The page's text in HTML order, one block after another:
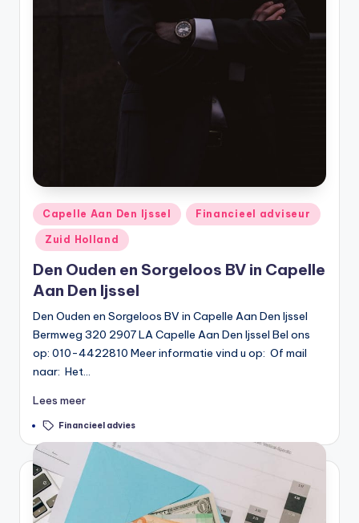
Geplaatst
in
Capelle Aan Den Ijssel Financieel adviseur
Zuid Holland
Den Ouden en Sorgeloos BV in Capelle
Aan Den Ijssel
Den Ouden en Sorgeloos BV in Capelle Aan Den Ijssel
Bermweg 320 2907 LA Capelle Aan Den Ijssel Bel ons
op: 010-4422810 Meer informatie vind u op: Of mail
naar: Het…
Lees meer
Tags: Financieel advies